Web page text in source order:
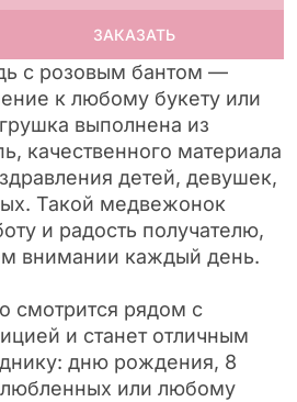
ЗАКАЗАТЬ
с розовым бантом —
к любому букету или
выполнена из
качественного материала
детей, девушек,
Такой медвежонок
и радость получателю,
внимании каждый день.
смотрится рядом с
и станет отличным
дню рождения, 8
или любому